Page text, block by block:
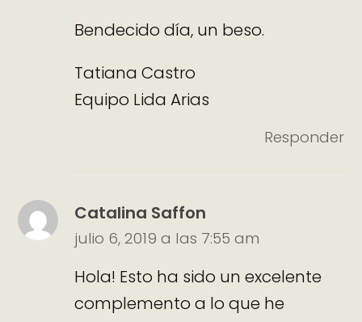
Bendecido día, un beso.
Tatiana Castro
Equipo Lida Arias
Responder
Catalina Saffon
julio 6, 2019 a las 7:55 am
Hola! Esto ha sido un excelente
complemento a lo que he